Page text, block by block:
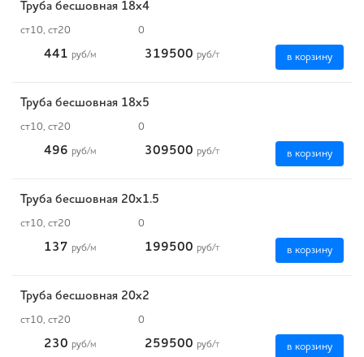
Труба бесшовная 18х4
ст10, ст20 0
441 руб/м 319500 руб/т в корзину
Труба бесшовная 18х5
ст10, ст20 0
496 руб/м 309500 руб/т в корзину
Труба бесшовная 20х1.5
ст10, ст20 0
137 руб/м 199500 руб/т в корзину
Труба бесшовная 20х2
ст10, ст20 0
230 руб/м 259500 руб/т в корзину